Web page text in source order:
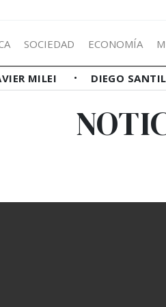
SOCIEDAD ECONOMÍA
MILEI DIEGO